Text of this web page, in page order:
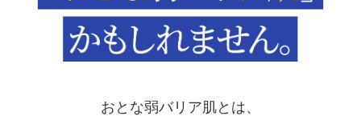
おとな弱バリア肌とは、